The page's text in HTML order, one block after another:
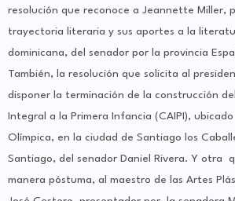
resolución que reconoce a Jeannette Miller,
trayectoria literaria y sus aportes a la
dominicana, del senador por la provincia
También, la resolución que solicita al
disponer la terminación de la construcción
Integral a la Primera Infancia (CAIPI),
Olímpica, en la ciudad de Santiago los
Santiago, del senador Daniel Rivera. Y otra
manera póstuma, al maestro de las Artes